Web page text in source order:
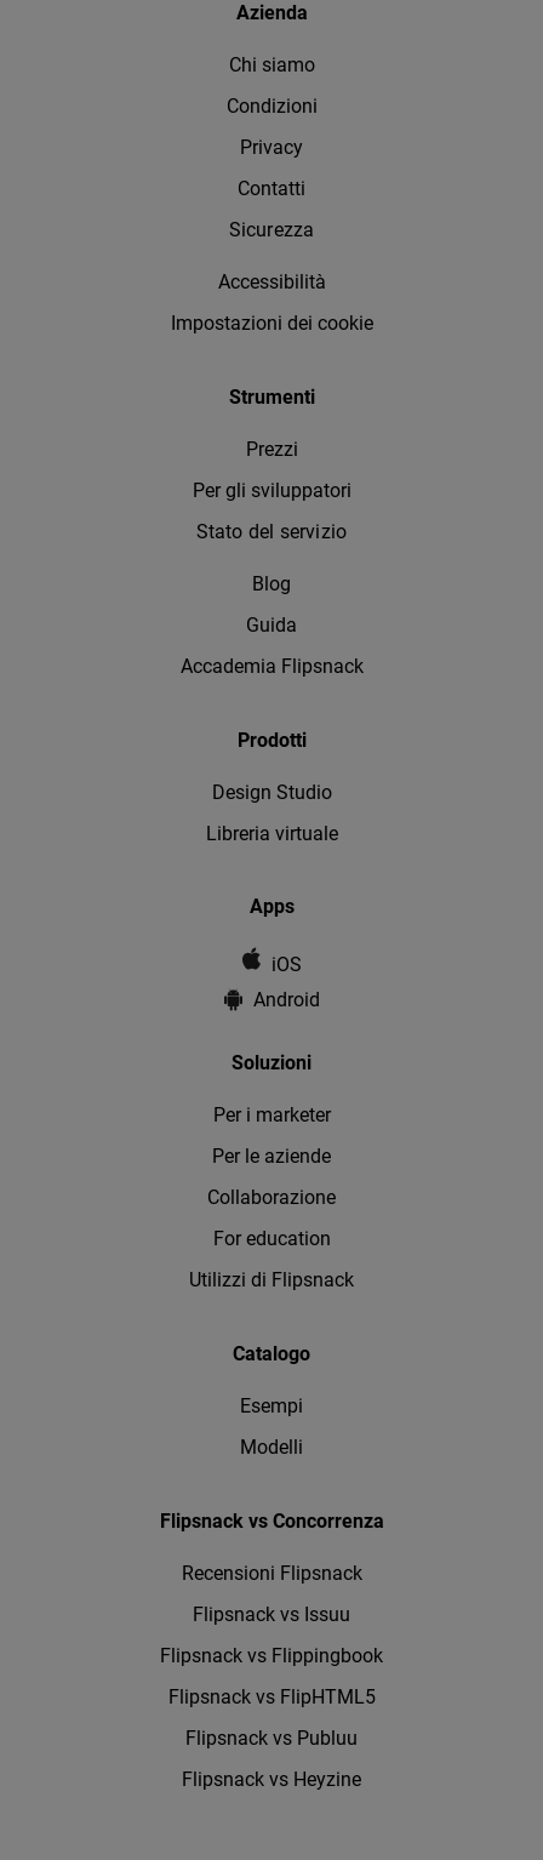
Azienda
Chi siamo
Condizioni
Privacy
Contatti
Sicurezza
Accessibilità
Impostazioni dei cookie
Strumenti
Prezzi
Per gli sviluppatori
Stato del servizio
Blog
Guida
Accademia Flipsnack
Prodotti
Design Studio
Libreria virtuale
Apps
iOS
Android
Soluzioni
Per i marketer
Per le aziende
Collaborazione
For education
Utilizzi di Flipsnack
Catalogo
Esempi
Modelli
Flipsnack vs Concorrenza
Recensioni Flipsnack
Flipsnack vs Issuu
Flipsnack vs Flippingbook
Flipsnack vs FlipHTML5
Flipsnack vs Publuu
Flipsnack vs Heyzine